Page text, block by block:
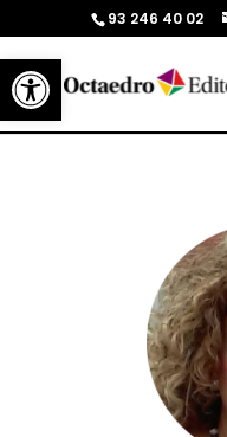
Abrir barra de herramientas
93 246 40 02